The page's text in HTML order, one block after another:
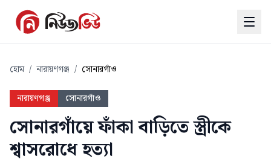
হোম / নারায়ণগঞ্জ / সোনারগাঁও
নারায়ণগঞ্জ সোনারগাঁও
সোনারগাঁয়ে ফাঁকা বাড়িতে স্ত্রীকে
শ্বাসরোধে হত্যা